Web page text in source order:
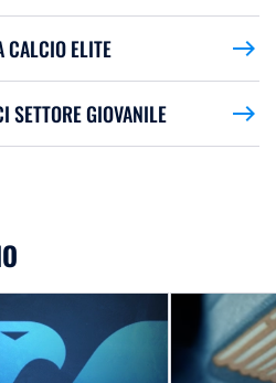
CALCIO ELITE east
SETTORE GIOVANILE east